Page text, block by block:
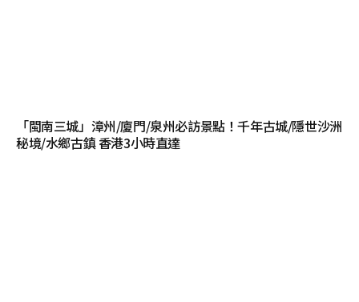
「閩南三城」漳州/廈門/泉州必訪景點！千年古城/隱世沙洲
秘境/水鄉古鎮 香港3小時直達